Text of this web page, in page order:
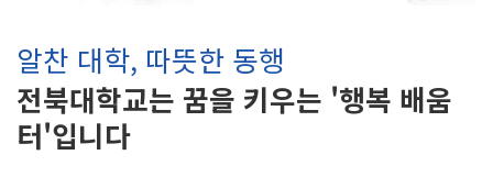
알찬 대학, 따뜻한 동행
전북대학교는 꿈을 키우는 '행복 배움
터'입니다